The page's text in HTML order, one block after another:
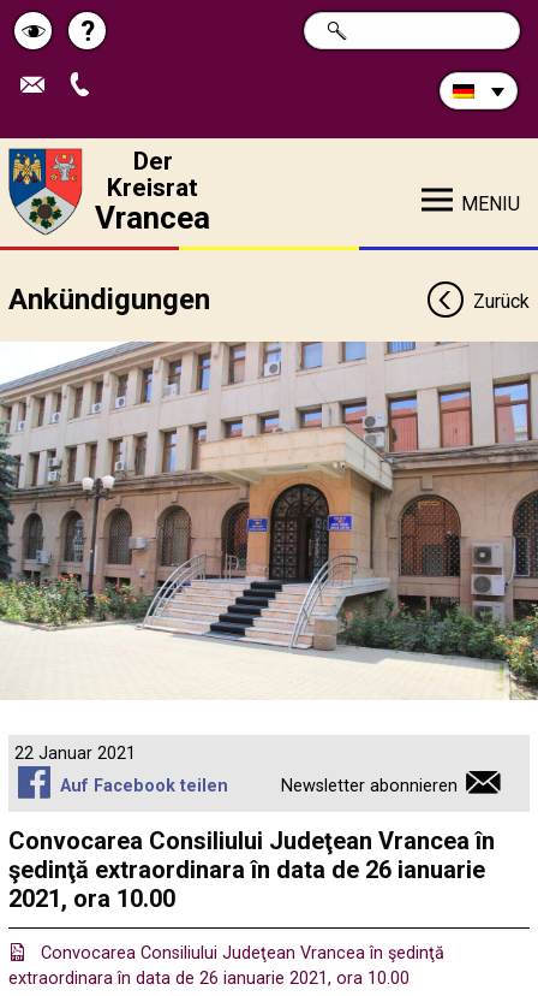
Schimbă
contrastul
Pagina
de
?
Durchsuchen
Sie
SUCHE
Der
Kreisrat
Vrancea MENIU
Ankündigungen Zurück
22 Januar 2021
Auf Facebook teilen
Newsletter abonnieren
Convocarea Consiliului Judeţean Vrancea în
şedinţă extraordinara în data de 26 ianuarie
2021, ora 10.00
Convocarea Consiliului Judeţean Vrancea în şedinţă
extraordinara în data de 26 ianuarie 2021, ora 10.00